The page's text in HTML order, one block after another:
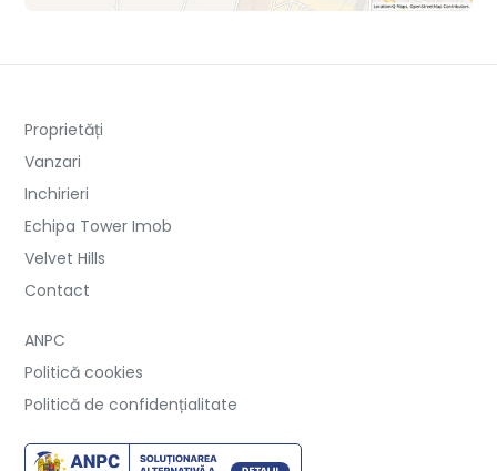
Proprietăți
Vanzari
Inchirieri
Echipa Tower Imob
Velvet Hills
Contact
ANPC
Politică cookies
Politică de confidențialitate